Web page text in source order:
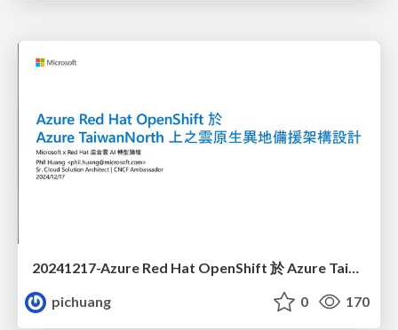
20241217-Azure Red Hat OpenShift 於 Azure TaiwanNorth 上之雲原生異地備援架構設計
pichuang
0 170